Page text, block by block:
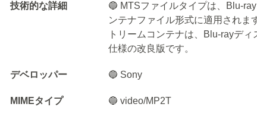
技術的な詳細
🔵 MTSファイルタイプは、Blu-
ンテナファイル形式に適用されま
トリームコンテナは、Blu-rayデ
仕様の改良版です。
デベロッパー 🔵 Sony
MIMEタイプ 🔵 video/MP2T